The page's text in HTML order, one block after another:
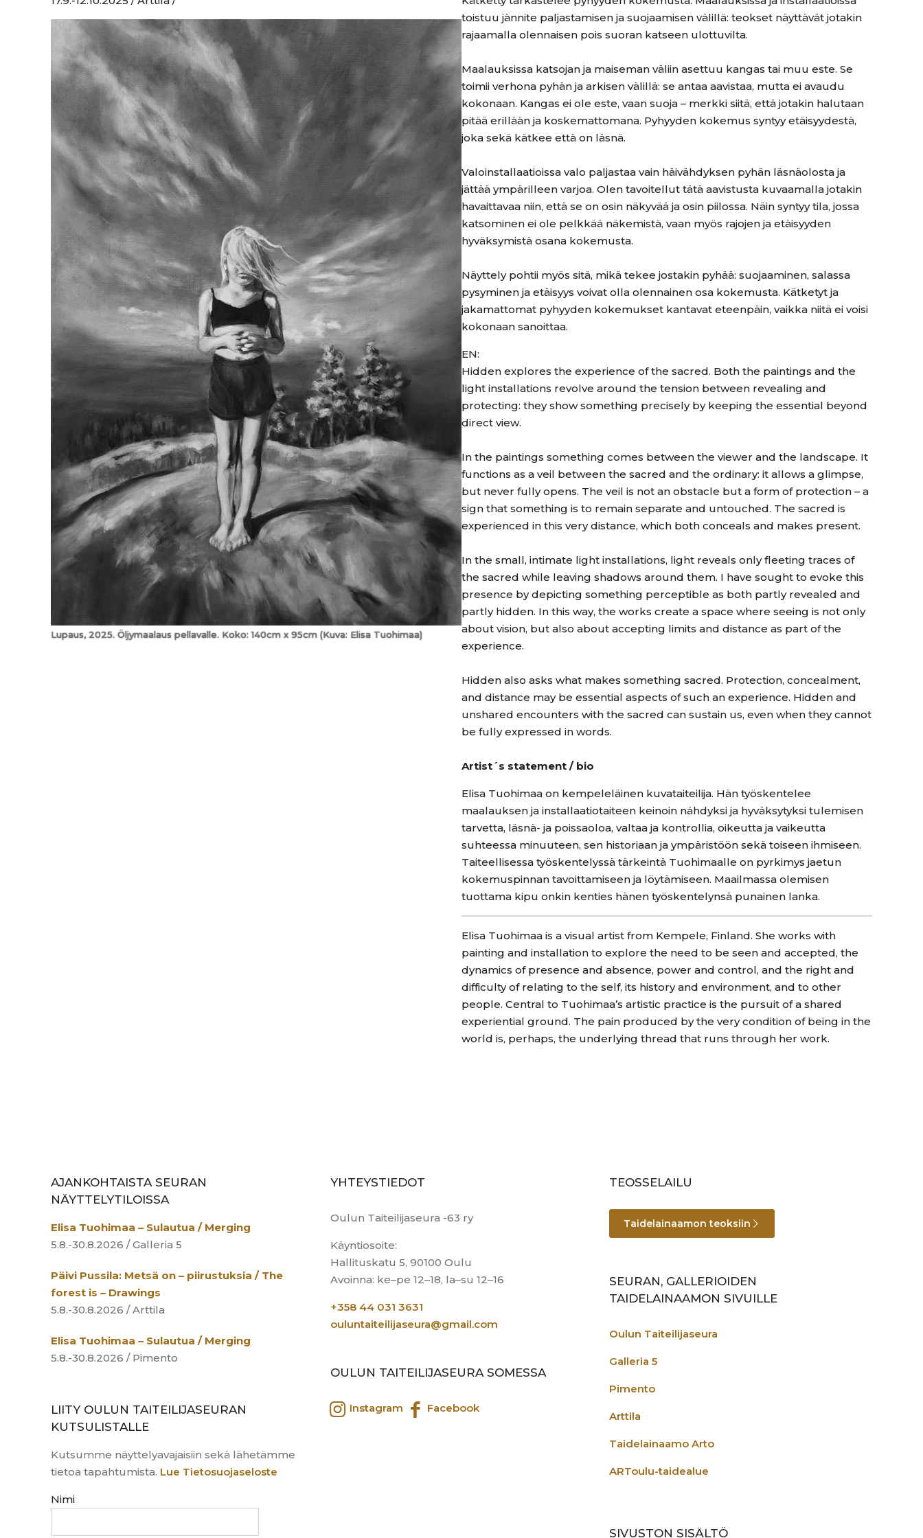
Lupaus, 2025. Öljymaalaus pellavalle. Koko: 140cm x 95cm (Kuva: Elisa Tuohimaa)
toistuu jännite paljastamisen ja suojaamisen välillä: teokset näyttävät jotakin
rajaamalla olennaisen pois suoran katseen ulottuvilta.
Maalauksissa katsojan ja maiseman väliin asettuu kangas tai muu este. Se
toimii verhona pyhän ja arkisen välillä: se antaa aavistaa, mutta ei avaudu
kokonaan. Kangas ei ole este, vaan suoja – merkki siitä, että jotakin halutaan
pitää erillään ja koskemattomana. Pyhyyden kokemus syntyy etäisyydestä,
joka sekä kätkee että on läsnä.
Valoinstallaatioissa valo paljastaa vain häivähdyksen pyhän läsnäolosta ja
jättää ympärilleen varjoa. Olen tavoitellut tätä aavistusta kuvaamalla jotakin
havaittavaa niin, että se on osin näkyvää ja osin piilossa. Näin syntyy tila, jossa
katsominen ei ole pelkkää näkemistä, vaan myös rajojen ja etäisyyden
hyväksymistä osana kokemusta.
Näyttely pohtii myös sitä, mikä tekee jostakin pyhää: suojaaminen, salassa
pysyminen ja etäisyys voivat olla olennainen osa kokemusta. Kätketyt ja
jakamattomat pyhyyden kokemukset kantavat eteenpäin, vaikka niitä ei voisi
kokonaan sanoittaa.
EN:
Hidden explores the experience of the sacred. Both the paintings and the
light installations revolve around the tension between revealing and
protecting: they show something precisely by keeping the essential beyond
direct view.
In the paintings something comes between the viewer and the landscape. It
functions as a veil between the sacred and the ordinary: it allows a glimpse,
but never fully opens. The veil is not an obstacle but a form of protection – a
sign that something is to remain separate and untouched. The sacred is
experienced in this very distance, which both conceals and makes present.
In the small, intimate light installations, light reveals only fleeting traces of
the sacred while leaving shadows around them. I have sought to evoke this
presence by depicting something perceptible as both partly revealed and
partly hidden. In this way, the works create a space where seeing is not only
about vision, but also about accepting limits and distance as part of the
experience.
Hidden also asks what makes something sacred. Protection, concealment,
and distance may be essential aspects of such an experience. Hidden and
unshared encounters with the sacred can sustain us, even when they cannot
be fully expressed in words.
Artist´s statement / bio
Elisa Tuohimaa on kempeleläinen kuvataiteilija. Hän työskentelee
maalauksen ja installaatiotaiteen keinoin nähdyksi ja hyväksytyksi tulemisen
tarvetta, läsnä- ja poissaoloa, valtaa ja kontrollia, oikeutta ja vaikeutta
suhteessa minuuteen, sen historiaan ja ympäristöön sekä toiseen ihmiseen.
Taiteellisessa työskentelyssä tärkeintä Tuohimaalle on pyrkimys jaetun
kokemuspinnan tavoittamiseen ja löytämiseen. Maailmassa olemisen
tuottama kipu onkin kenties hänen työskentelynsä punainen lanka.
Elisa Tuohimaa is a visual artist from Kempele, Finland. She works with
painting and installation to explore the need to be seen and accepted, the
dynamics of presence and absence, power and control, and the right and
difficulty of relating to the self, its history and environment, and to other
people. Central to Tuohimaa’s artistic practice is the pursuit of a shared
experiential ground. The pain produced by the very condition of being in the
world is, perhaps, the underlying thread that runs through her work.
AJANKOHTAISTA SEURAN
NÄYTTELYTILOISSA
Elisa Tuohimaa – Sulautua / Merging
5.8.-30.8.2026 / Galleria 5
Päivi Pussila: Metsä on – piirustuksia / The
forest is – Drawings
5.8.-30.8.2026 / Arttila
Elisa Tuohimaa – Sulautua / Merging
5.8.-30.8.2026 / Pimento
LIITY OULUN TAITEILIJASEURAN
KUTSULISTALLE
Kutsumme näyttelyavajaisiin sekä lähetämme
tietoa tapahtumista. Lue Tietosuojaseloste
Nimi
YHTEYSTIEDOT
Oulun Taiteilijaseura -63 ry
Käyntiosoite:
Hallituskatu 5, 90100 Oulu
Avoinna: ke–pe 12–18, la–su 12–16
+358 44 031 3631
ouluntaiteilijaseura@gmail.com
OULUN TAITEILIJASEURA SOMESSA
Instagram Facebook
TEOSSELAILU
Taidelainaamon teoksiin
SEURAN, GALLERIOIDEN
TAIDELAINAAMON SIVUILLE
Oulun Taiteilijaseura
Galleria 5
Pimento
Arttila
Taidelainaamo Arto
ARToulu-taidealue
SIVUSTON SISÄLTÖ